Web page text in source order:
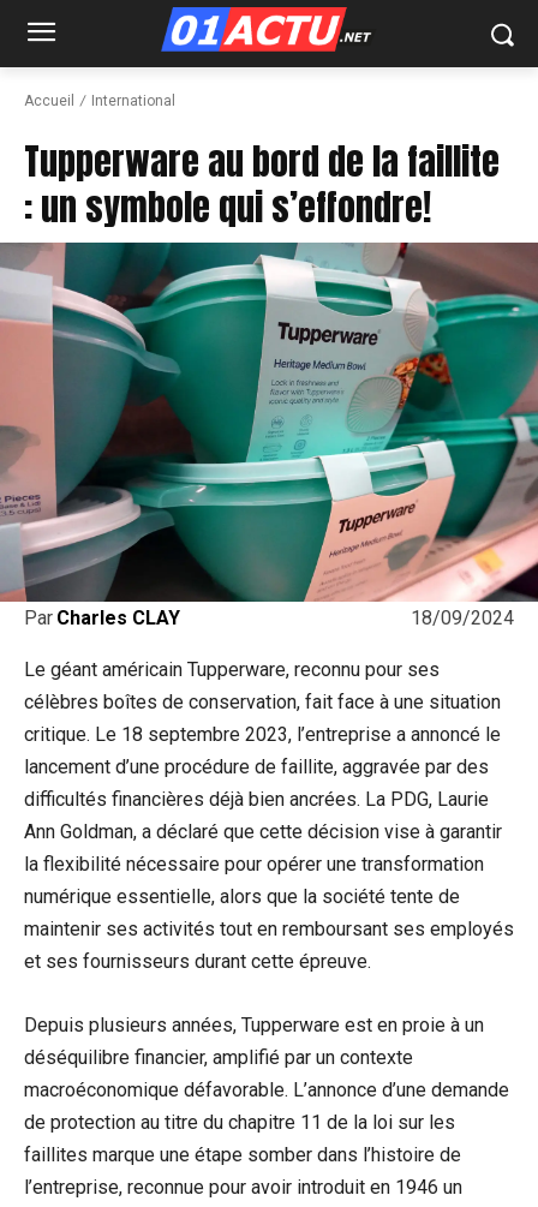
Accueil International
Tupperware au bord de la faillite
: un symbole qui s’effondre!
18/09/2024
Par Charles CLAY
Le géant américain Tupperware, reconnu pour ses
célèbres boîtes de conservation, fait face à une situation
critique. Le 18 septembre 2023, l’entreprise a annoncé le
lancement d’une procédure de faillite, aggravée par des
difficultés financières déjà bien ancrées. La PDG, Laurie
Ann Goldman, a déclaré que cette décision vise à garantir
la flexibilité nécessaire pour opérer une transformation
numérique essentielle, alors que la société tente de
maintenir ses activités tout en remboursant ses employés
et ses fournisseurs durant cette épreuve.
Depuis plusieurs années, Tupperware est en proie à un
déséquilibre financier, amplifié par un contexte
macroéconomique défavorable. L’annonce d’une demande
de protection au titre du chapitre 11 de la loi sur les
faillites marque une étape somber dans l’histoire de
l’entreprise, reconnue pour avoir introduit en 1946 un